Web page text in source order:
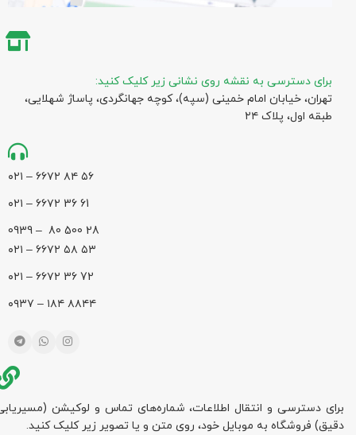
برای دسترسی به نقشه روی نشانی زیر کلیک کنید:
تهران، خیابان امام خمینی (سپه)، کوچه جهانگردی،‌ پاساژ شهلایی،
طبقه اول، پلاک ۲۴
۵۶ ۸۴ ۶۶۷۲ – ۰۲۱
61 36 ۶۶۷۲ – ۰۲۱
28 500 80 – 0939
۵۳ ۵۸ ۶۶۷۲ – ۰۲۱
72 36 ۶۶۷۲ – ۰۲۱
۸۸۴۴ ۱۸۴ – ۰۹۳۷
برای دسترسی و انتقال اطلاعات، شماره‌های تماس و لوکیشن
دقیق) فروشگاه به موبایل خود، روی متن و یا تصویر زیر کلیک کنید.